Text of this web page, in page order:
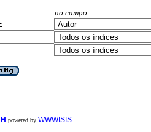
no campo
powered by WWWISIS